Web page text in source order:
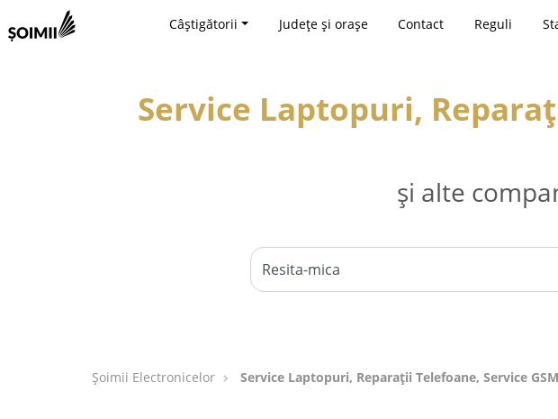
Câștigătorii Județe și orașe Contact Reguli
Service Laptopuri,
și alte
Șoimii Electronicelor Service Laptopuri, Reparații Telefoane, Service